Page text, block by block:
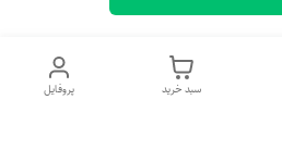
پروفایل سبد خرید